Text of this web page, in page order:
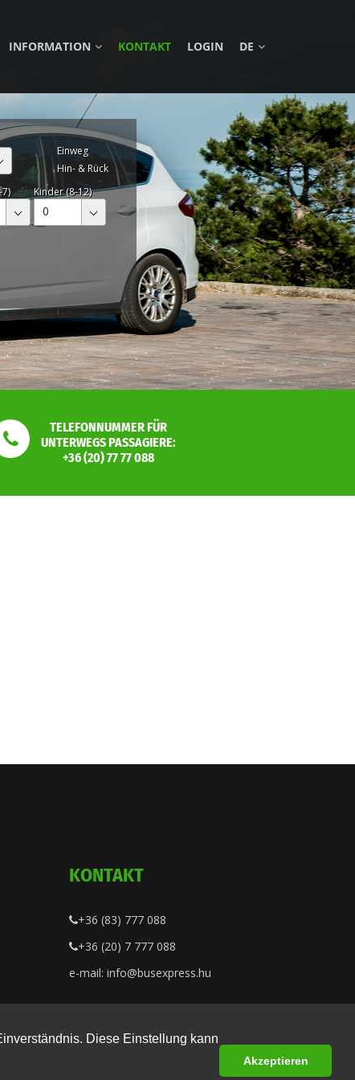
Diese Einstellung kann
Akzeptieren
INFORMATION KONTAKT LOGIN DE
Einweg
Hin- & Rück
Kinder (8-12)
0
TELEFONNUMMER FÜR
UNTERWEGS PASSAGIERE:
+36 (20) 77 77 088
KONTAKT
+36 (83) 777 088
+36 (20) 7 777 088
e-mail: info@busexpress.hu